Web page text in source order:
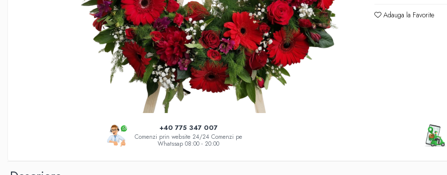
Adauga la Favorite
+40 775 347 007
Comenzi prin website 24/24 Comenzi pe
Whatssap 08:00 - 20:00